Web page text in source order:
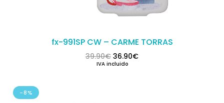
fx-991SP CW – CARME TORRAS
39.90€ El precio original era: 39.90€.
36.90€El precio actual es:
IVA incluido
-8%